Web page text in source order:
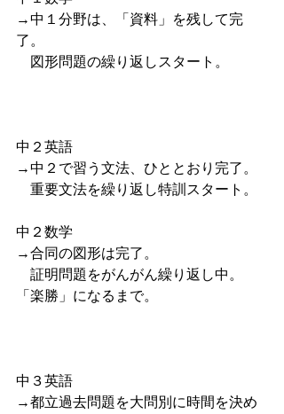
→中１分野は、「資料」を残して完
了。
図形問題の繰り返しスタート。
中２英語
→中２で習う文法、ひととおり完了。
重要文法を繰り返し特訓スタート。
中２数学
→合同の図形は完了。
証明問題をがんがん繰り返し中。
「楽勝」になるまで。
中３英語
→都立過去問題を大問別に時間を決め